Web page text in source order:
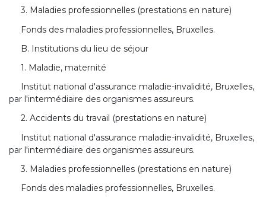
3. Maladies professionnelles (prestations en nature)
Fonds des maladies professionnelles, Bruxelles.
B. Institutions du lieu de séjour
1. Maladie, maternité
Institut national d'assurance maladie-invalidité, Bruxelles,
par l'intermédiaire des organismes assureurs.
2. Accidents du travail (prestations en nature)
Institut national d'assurance maladie-invalidité, Bruxelles,
par l'intermédiaire des organismes assureurs.
3. Maladies professionnelles (prestations en nature)
Fonds des maladies professionnelles, Bruxelles.